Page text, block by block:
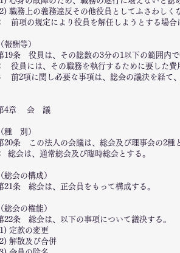
職務上の義務違反その他役員としてふさわしく
前項の規定により役員を解任しようとする場合
（報酬等）
19条 役員は、その総数の3分の1以下の範囲内で
役員には、その職務を執行するために要した費
前2項に関し必要な事項は、総会の議決を経て、
4章 会 議
（種 別）
20条 この法人の会議は、総会及び理事会の2種
総会は、通常総会及び臨時総会とする。
（総会の構成）
21条 総会は、正会員をもって構成する。
（総会の権能）
22条 総会は、以下の事項について議決する。
定款の変更
解散及び合併